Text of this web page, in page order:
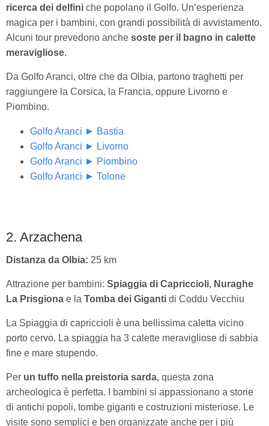
ricerca dei delfini che popolano il Golfo. Un’esperienza
magica per i bambini, con grandi possibilità di avvistamento.
Alcuni tour prevedono anche soste per il bagno in calette
meravigliose.
Da Golfo Aranci, oltre che da Olbia, partono traghetti per
raggiungere la Corsica, la Francia, oppure Livorno e
Piombino.
Golfo Aranci ► Bastia
Golfo Aranci ► Livorno
Golfo Aranci ► Piombino
Golfo Aranci ► Tolone
2. Arzachena
Distanza da Olbia: 25 km
Attrazione per bambini: Spiaggia di Capriccioli, Nuraghe
La Prisgiona e la Tomba dei Giganti di Coddu Vecchiu
La Spiaggia di capriccioli è una bellissima caletta vicino
porto cervo. La spiaggia ha 3 calette meravigliose di sabbia
fine e mare stupendo.
Per un tuffo nella preistoria sarda, questa zona
archeologica è perfetta. I bambini si appassionano a storie
di antichi popoli, tombe giganti e costruzioni misteriose. Le
visite sono semplici e ben organizzate anche per i più